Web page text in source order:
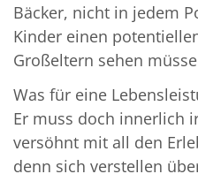
Bäcker, nicht in jedem
Kinder einen
Großeltern sehen
Was für eine
Er muss doch innerlich
versöhnt mit all den
denn sich verstellen